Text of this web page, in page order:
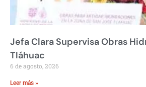
Jefa Clara Supervisa Obras
Tláhuac
6 de agosto, 2026
Leer más »